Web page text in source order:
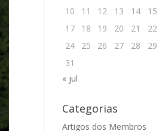
10
11 12 13 14 15
17
18 19 20 21 22
24
25 26 27 28 29
31
« jul
Categorias
Artigos dos Membros